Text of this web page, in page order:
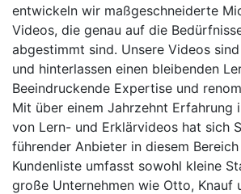
entwickeln wir maßgeschneiderte
Videos, die genau auf die
abgestimmt sind. Unsere Videos
und hinterlassen einen bleibenden
Beeindruckende Expertise und
Mit über einem Jahrzehnt Erfahrung
von Lern- und Erklärvideos hat sich
führender Anbieter in diesem
Kundenliste umfasst sowohl kleine
große Unternehmen wie Otto, Knauf